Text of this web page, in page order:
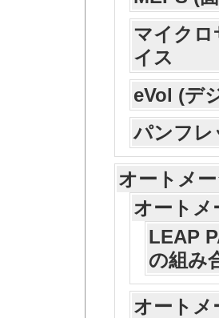
マイク
イス
eVol (デ
パンフレ
オートメ
オートメ
LEAP
の組み
オート